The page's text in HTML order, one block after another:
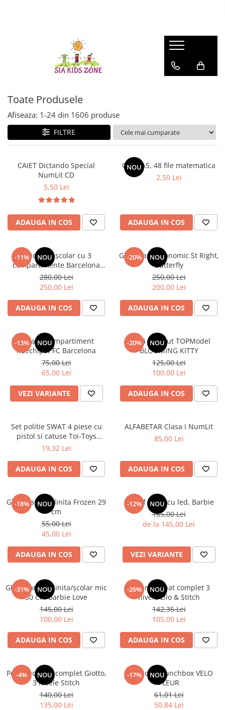
HUNTRIX K-POP
Accesorii Beauty
Prosop de baie
Patururi Baieti
Accesorii pentru petrecere
Umbrele
Toate Produsele
Afiseaza: 1-24 din 1606 produse
FILTRE
CAIET Dictando Special
NumLit CD
5,50 Lei
ADAUGA IN COS
NOU
Caiet A5, 48 file matematica
2,50 Lei
ADAUGA IN COS
-11% NOU
Ghiozdan școlar cu 3
compartimente Barcelona
AB340 Astrabag albastru/rosu
280,00 Lei
250,00 Lei
ADAUGA IN COS
-20% NOU
Ghiozdan ergonomic St Right,
Butterfly
250,00 Lei
200,00 Lei
ADAUGA IN COS
-13% NOU
Penar 1 compartiment
neechipat FC Barcelona
75,00 Lei
65,00 Lei
VEZI VARIANTE
-20% NOU
Sticlă de băut TOPModel
BLOOMING KITTY
125,00 Lei
100,00 Lei
ADAUGA IN COS
Set politie SWAT 4 piese cu
pistol si catuse Toi-Toys
TT14150A
19,32 Lei
ADAUGA IN COS
ALFABETAR Clasa I NumLit
85,00 Lei
ADAUGA IN COS
-18% NOU
Ghiozdan gradinita Frozen 29
cm
55,00 Lei
45,00 Lei
ADAUGA IN COS
-12% NOU
Pantof sport cu led, Barbie
165,00 Lei
de la 145,00 Lei
VEZI VARIANTE
-31% NOU
Ghiozdan gradinita/școlar mic
30 Cm Barbie Love
145,00 Lei
100,00 Lei
ADAUGA IN COS
-26% NOU
Penar echipat complet 3
nivele Lilo & Stitch
142,35 Lei
105,00 Lei
ADAUGA IN COS
-4% NOU
Penar echipat complet Giotto,
3 nivele Stitch
140,00 Lei
135,00 Lei
-17% NOU
TOPModel Lunchbox VELO
FLEUR
61,01 Lei
50,84 Lei